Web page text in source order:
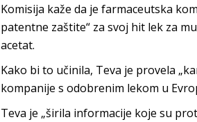
Komisija kaže da je farmaceutska
patentne zaštite“ za svoj hit lek za
acetat.
Kako bi to učinila, Teva je provela
kompanije s odobrenim lekom u
Teva je „širila informacije koje su